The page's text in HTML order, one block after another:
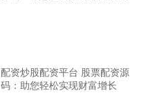
配资炒股配资平台 股票配资源
码：助您轻松实现财富增长